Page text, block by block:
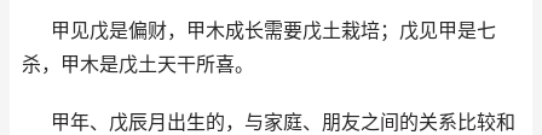
甲见戊是偏财，甲木成长需要戊土栽培；戊见甲是七
杀，甲木是戊土天干所喜。
甲年、戊辰月出生的，与家庭、朋友之间的关系比较和